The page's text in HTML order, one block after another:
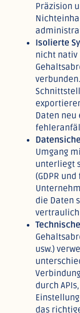
Präzision
Isolierte
nicht nativ
Daten neu
Umgang
unterliegt
(GDPR
die Daten
usw.)
durch
das